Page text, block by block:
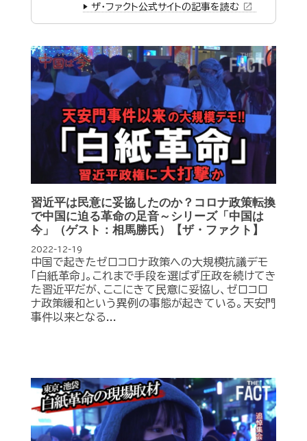
▶️ ザ・ファクト公式サイトの記事を読む open_in_new
習近平は民意に妥協したのか？コロナ政策転換
で中国に迫る革命の足音～シリーズ「中国は
今」（ゲスト：相馬勝氏）【ザ・ファクト】
2022-12-19
中国で起きたゼロコロナ政策への大規模抗議デモ
「白紙革命」。これまで手段を選ばず圧政を続けてき
た習近平だが、ここにきて民意に妥協し、ゼロコロ
ナ政策緩和という異例の事態が起きている。天安門
事件以来となる...